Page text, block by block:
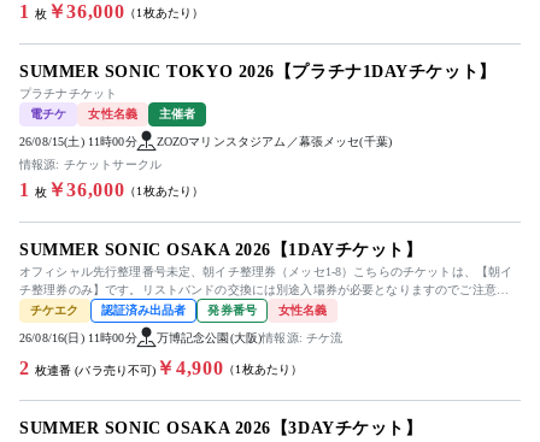
1 枚￥36,000 （1枚あたり）
SUMMER SONIC TOKYO 2026【プラチナ1DAYチケット】
プラチナチケット
電チケ
女性名義 主催者
26/08/15(土) 11時00分
ZOZOマリンスタジアム／幕張メッセ(千葉)
情報源: チケットサークル
1 枚￥36,000 （1枚あたり）
SUMMER SONIC OSAKA 2026【1DAYチケット】
オフィシャル先行整理番号未定、朝イチ整理券（メッセ1-8）こちらのチケットは、【朝イ
チ整理券のみ】です。リストバンドの交換には別途入場券が必要となりますのでご注意く
ださい。 ［取引成立後の公演中...
チケエク 認証済み出品者 発券番号 女性名義
26/08/16(日) 11時00分 万博記念公園(大阪)情報源: チケ流
2 枚連番 (バラ売り不可) ￥4,900 （1枚あたり）
SUMMER SONIC OSAKA 2026【3DAYチケット】